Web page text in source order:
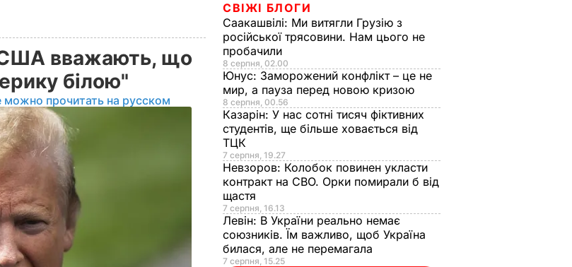
США вважають, що
білою"
прочитать на русском
СВІЖІ БЛОГИ
Саакашвілі: Ми витягли Грузію з
російської трясовини. Нам цього не
пробачили
8 серпня, 02.00
Юнус: Заморожений конфлікт – це не
мир, а пауза перед новою кризою
8 серпня, 00.56
Казарін: У нас сотні тисяч фіктивних
студентів, ще більше ховається від
ТЦК
7 серпня, 19.27
Невзоров: Колобок повинен укласти
контракт на СВО. Орки помирали б від
щастя
7 серпня, 16.13
Левін: В України реально немає
союзників. Їм важливо, щоб Україна
билася, але не перемагала
7 серпня, 15.25